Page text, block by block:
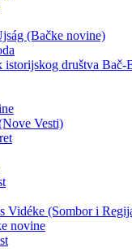
(Bačke novine)
istorijskog društva Bač-
Vesti)
Vidéke (Sombor i
novine